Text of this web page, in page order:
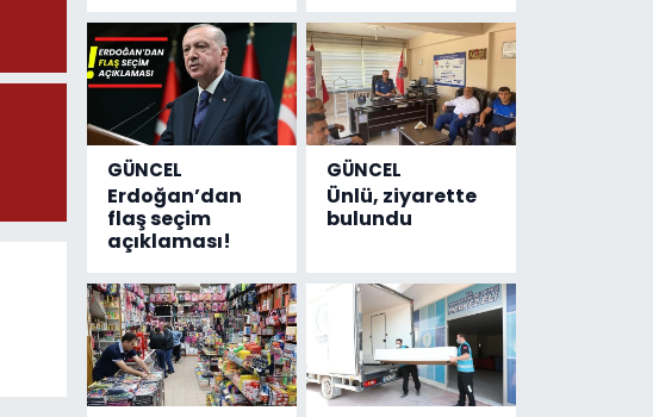
GÜNCEL
Erdoğan’dan
flaş seçim
açıklaması!
GÜNCEL
Ünlü, ziyarette
bulundu